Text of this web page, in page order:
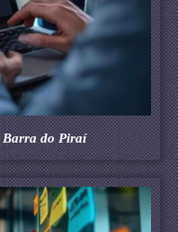
Barra do Piraí